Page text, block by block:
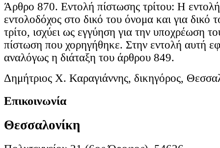
Άρθρο 870. Εντολή πίστωσης τρίτου: Η
εντολοδόχος στο δικό του όνομα και για δικό
τρίτο, ισχύει ως εγγύηση για την υποχρέωση
πίστωση που χορηγήθηκε. Στην εντολή αυτή
αναλόγως η διάταξη του άρθρου 849.
Δημήτριος Χ. Καραγιάννης, δικηγόρος,
Επικοινωνία
Θεσσαλονίκη